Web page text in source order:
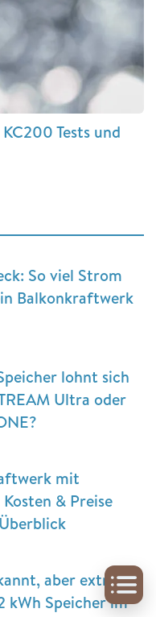
Tests und
So viel Strom
Balkonkraftwerk
lohnt sich
Ultra oder
mit
& Preise
aber extrem
kWh Speicher im